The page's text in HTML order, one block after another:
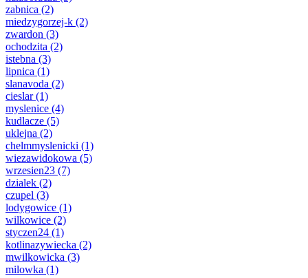
zabnica (2)
miedzygorzej-k (2)
zwardon (3)
ochodzita (2)
istebna (3)
lipnica (1)
slanavoda (2)
cieslar(1)
myslenice (4)
kudlacze (5)
uklejna (2)
chelmmyslenicki (1)
wiezawidokowa (5)
wrzesien23 (7)
dzialek (2)
czupel (3)
lodygowice (1)
wilkowice (2)
styczen24 (1)
kotlinazywiecka (2)
mwilkowicka (3)
milowka (1)